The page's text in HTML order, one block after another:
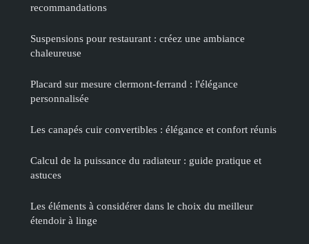
recommandations
Suspensions pour restaurant : créez une ambiance
chaleureuse
Placard sur mesure clermont-ferrand : l'élégance
personnalisée
Les canapés cuir convertibles : élégance et confort réunis
Calcul de la puissance du radiateur : guide pratique et
astuces
Les éléments à considérer dans le choix du meilleur
étendoir à linge